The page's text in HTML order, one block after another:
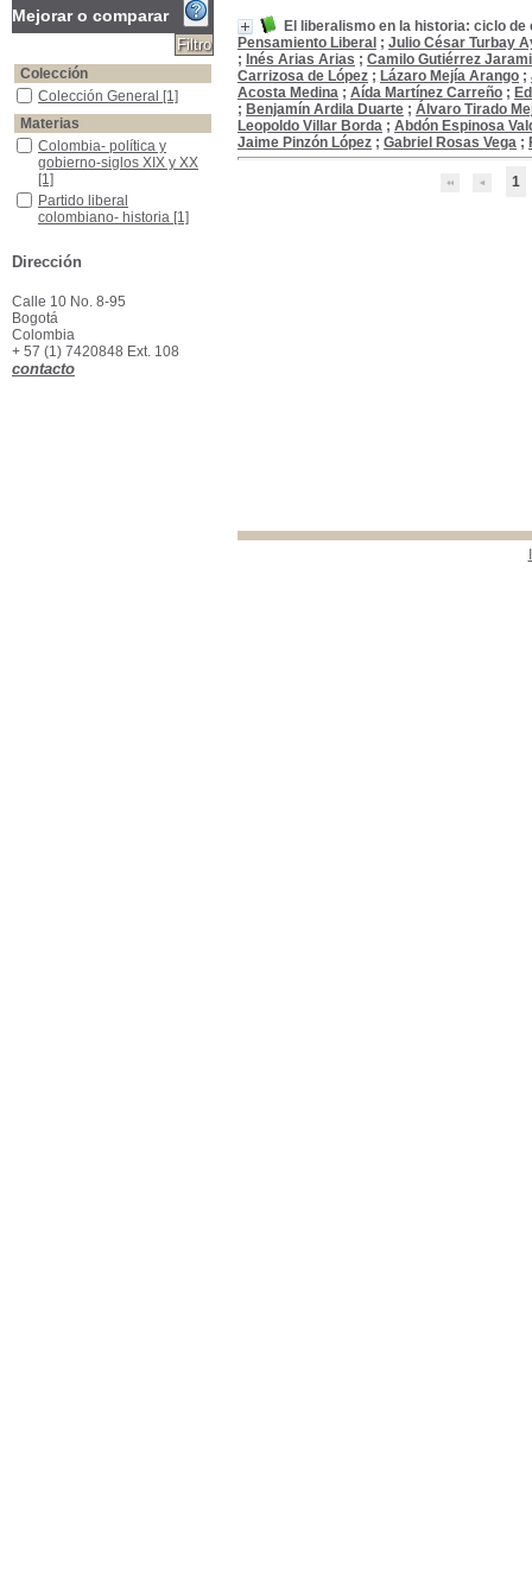
El liberalismo en la historia: ciclo
Pensamiento Liberal ; Julio César Turbay
; Inés Arias Arias ; Camilo Gutiérrez
Carrizosa de López ; Lázaro Mejía Arango ;
Acosta Medina ; Aída Martínez Carreño ;
; Benjamín Ardila Duarte ; Álvaro Tirado
Leopoldo Villar Borda ; Abdón Espinosa
Jaime Pinzón López ; Gabriel Rosas Vega ;
1
Mejorar o comparar
Colección
Colección General
Colección General [1]
Materias
Colombia- política y gobierno-siglos XIX y XX
Colombia- política y
gobierno-siglos XIX y XX
[1]
Partido liberal colombiano- historia
Partido liberal
colombiano- historia [1]
plataforma política
Dirección
Calle 10 No. 8-95
Bogotá
Colombia
+ 57 (1) 7420848 Ext. 108
contacto